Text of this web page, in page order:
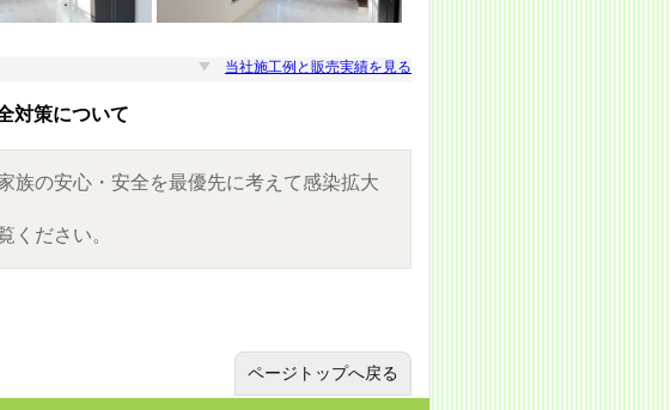
当社施工例と販売実績を見る
対策について
族の安心・安全を最優先に考えて感染拡大
ください。
ページトップへ戻る